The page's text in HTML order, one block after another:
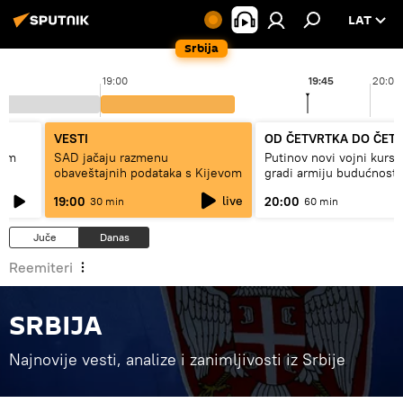
Srbija
LAT
19:00 20:00
19:45
VESTI
SAD jačaju razmenu
obaveštajnih podataka s Kijevom
19:00 30 min live
OD ČETVRTKA DO
Putinov novi vojni kurs
gradi armiju budućnosti
20:00 60 min
Juče Danas
Reemiteri
SRBIJA
Najnovije vesti, analize i zanimljivosti iz Srbije